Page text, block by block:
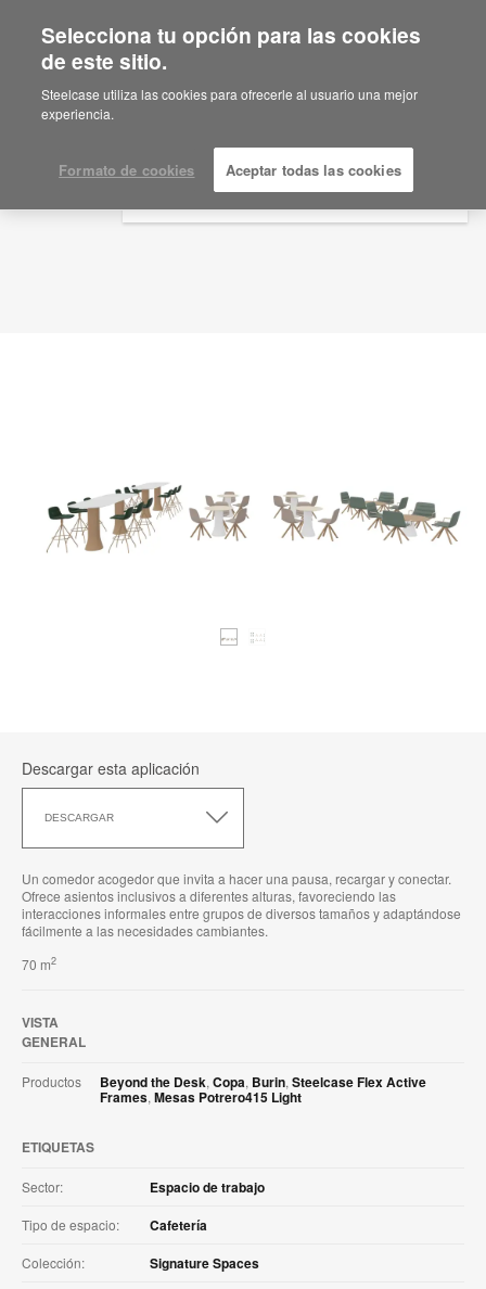
Are you in United States?
Would you like to see Products we sell in
your region?
English
Español
Idea de planificación
ID: HV4YW3YJ
Descargar esta aplicación
DESCARGAR
esta
Un comedor acogedor que invita a hacer una pausa, recargar y conectar.
Ofrece asientos inclusivos a diferentes alturas, favoreciendo las
interacciones informales entre grupos de diversos tamaños y adaptándose
fácilmente a las necesidades cambiantes.
70 m2
VISTA
GENERAL
Productos Beyond the Desk, Copa, Burin, Steelcase Flex Active
Frames, Mesas Potrero415 Light
ETIQUETAS
Sector: Espacio de trabajo
Tipo de espacio: Cafetería
Colección: Signature Spaces
Selecciona tu opción para las cookies
de este sitio.
Steelcase utiliza las cookies para ofrecerle al usuario una mejor
experiencia.
Formato de cookies Aceptar todas las cookies